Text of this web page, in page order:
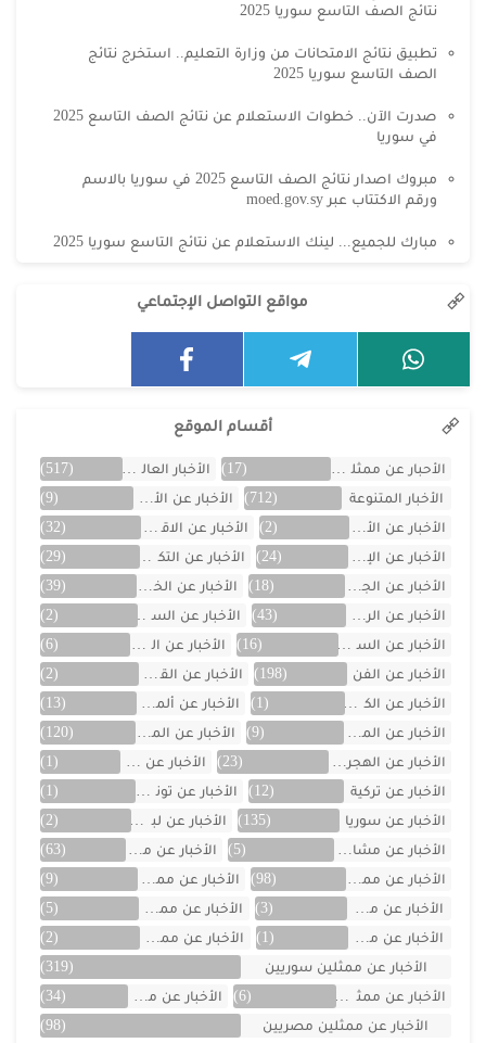
نتائج الصف التاسع سوريا 2025
تطبيق نتائج الامتحانات من وزارة التعليم.. استخرج نتائج
الصف التاسع سوريا 2025
صدرت الآن.. خطوات الاستعلام عن نتائج الصف التاسع 2025
في سوريا
مبروك اصدار نتائج الصف التاسع 2025 في سوريا بالاسم
ورقم الاكتتاب عبر moed.gov.sy
مبارك للجميع... لينك الاستعلام عن نتائج التاسع سوريا 2025
مواقع التواصل الإجتماعي
أقسام الموقع
الأحبار عن ممثلين الخليج (17) الأخبار العالمية
(517)
الأخبار المتنوعة
(712) الأخبار عن الأردن
(9)
الأخبار عن الأفلام
(2) الأخبار عن الاقتصاد
(32)
الأخبار عن الإمارات
(24) الأخبار عن التكنولوجيا
(29)
الأخبار عن الجزائر
(18) الأخبار عن الخليج
(39)
الأخبار عن الرياضة
(43) الأخبار عن السعودية
(2)
الأخبار عن السيارات
(16) الأخبار عن العراق
(6)
الأخبار عن الفن
(198) الأخبار عن القصص
(2)
الأخبار عن الكويت
(1) الأخبار عن ألمانيا
(13)
الأخبار عن المسلسلات
(9) الأخبار عن المشاهير
(120)
الأخبار عن الهجرة والسفر
(23) الأخبار عن اليمن
(1)
الأخبار عن تركية
(12) الأخبار عن تونس
(1)
الأخبار عن سوريا
(135) الأخبار عن لبنان
(2)
الأخبار عن مشاهر الهند
(5) الأخبار عن مصر
(63)
الأخبار عن ممثلين اتراك
(98) الأخبار عن ممثلين الأجانب
(9)
الأخبار عن ممثلين الأردن
(3) الأخبار عن ممثلين المغرب
(5)
الأخبار عن ممثلين تونس
(1) الأخبار عن ممثلين جزائريين
(2)
الأخبار عن ممثلين سوريين
(319)
الأخبار عن ممثلين فلسطينين
(6) الأخبار عن ممثلين لبنان
(34)
الأخبار عن ممثلين مصريين
(98)